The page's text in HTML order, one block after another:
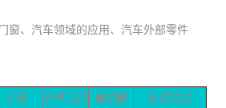
窗、汽车领域的应用、汽车外部零件
干燥 调节后的 单位制 测试方法